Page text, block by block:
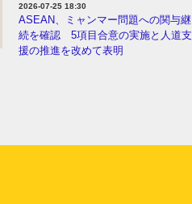
2026-07-25 18:30
ASEAN、ミャンマー問題への関与継
続を確認 5項目合意の実施と人道支
援の推進を改めて表明